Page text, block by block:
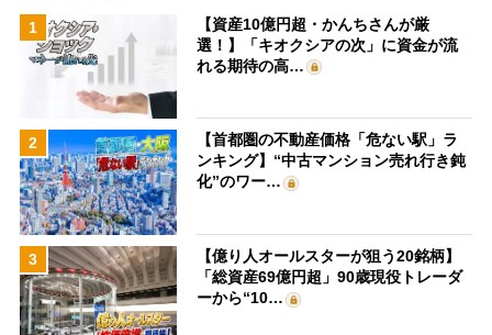
1
【資産10億円超・かんちさんが厳
選！】「キオクシアの次」に資金が流
れる期待の高…
2
【首都圏の不動産価格「危ない駅」ラ
ンキング】“中古マンション売れ行き鈍
化”のワー…
3
【億り人オールスターが狙う20銘柄】
「総資産69億円超」90歳現役トレーダ
ーから“10…